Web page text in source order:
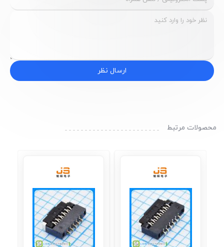
ارسال نظر
محصولات مرتبط